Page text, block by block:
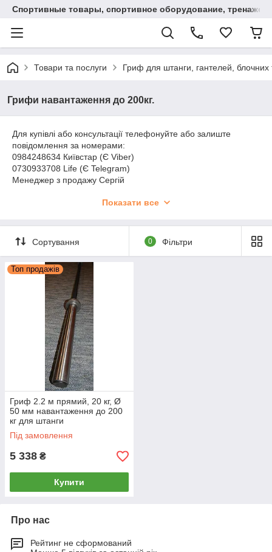
Спортивные товары, спортивное оборудование,
Товари та послуги Гриф для штанги, гантелей, блочних
Грифи навантаження до 200кг.
Для купівлі або консультації телефонуйте або залиште
повідомлення за номерами:
0984248634 Київстар (Є Viber)
0730933708 Life (Є Telegram)
Менеджер з продажу Сергій
Способи оплати:
Готівковий розрахунок, Безготівковий розрахунок
Замовлення до 1000 грн. по повній передоплаті.
Встигніть придбати за приємною ціною.
*Характеристики, колірна гамма, упаковка і комплектація
товару можуть змінюватися виробником без повідомлення.
Показати все
Сортування 0 Фільтри
Топ продажів
Гриф 2.2 м прямий, 20 кг, Ø
50 мм навантаження до 200
кг для штанги
Під замовлення
5 338 ₴
Купити
Про нас
Рейтинг не сформований